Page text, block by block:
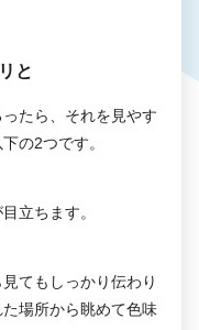
と
たら、それを見やす
の2つです。
立ちます。
てもしっかり伝わり
場所から眺めて色味